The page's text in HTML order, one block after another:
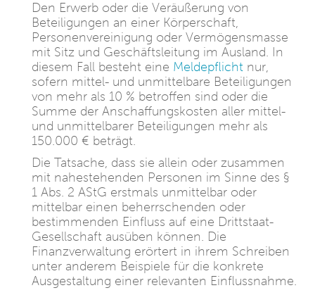
Den Erwerb oder die Veräußerung von
Beteiligungen an einer Körperschaft,
Personenvereinigung oder Vermögensmasse
mit Sitz und Geschäftsleitung im Ausland. In
diesem Fall besteht eine Meldepflicht nur,
sofern mittel- und unmittelbare Beteiligungen
von mehr als 10 % betroffen sind oder die
Summe der Anschaffungskosten aller mittel-
und unmittelbarer Beteiligungen mehr als
150.000 € beträgt.
Die Tatsache, dass sie allein oder zusammen
mit nahestehenden Personen im Sinne des §
1 Abs. 2 AStG erstmals unmittelbar oder
mittelbar einen beherrschenden oder
bestimmenden Einfluss auf eine Drittstaat-
Gesellschaft ausüben können. Die
Finanzverwaltung erörtert in ihrem Schreiben
unter anderem Beispiele für die konkrete
Ausgestaltung einer relevanten Einflussnahme.